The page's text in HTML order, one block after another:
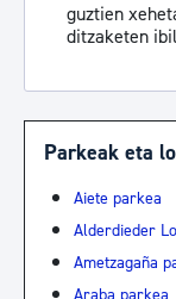
guztien
ditzaketen
Parkeak eta
Aiete parkea
Alderdieder
Ametzagaña